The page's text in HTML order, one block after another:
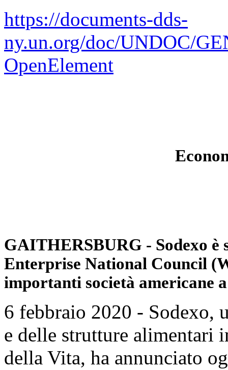
https://documents-dds-
ny.un.org/doc/UNDOC/
OpenElement
GAITHERSBURG - Sodexo è
Enterprise National Council
importanti società americane
6 febbraio 2020 - Sodexo,
e delle strutture alimentari
della Vita, ha annunciato